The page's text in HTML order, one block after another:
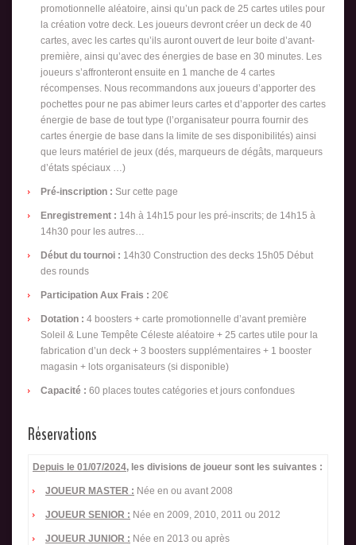
promotionnelle aléatoire, ainsi qu’un pack de 25 cartes utiles pour
la création votre deck. Les joueurs devront créer un deck de 40
cartes, avec les cartes qu’ils auront ouvert de leur boite d’avant-
première, ainsi qu’avec des énergies de base en 30 minutes. Les
joueurs s’affronteront ensuite en 1 manche de 4 cartes
récompenses. Nous recommandons aux joueurs d’apporter des
pochettes pour ne pas abimer leurs cartes et d’apporter des cartes
énergie de base de tout type (l’organisateur pourra fournir des
cartes énergie de base dans la limite de ses disponibilités) ainsi
que leurs matériel de jeux (dés, marqueurs de dégâts, marqueurs
d’états spéciaux …)
Pré-inscription : Sur cette page
Enregistrement : 14h à 14h15 pour les pré-inscrits; de 14h15 à
14h30 pour les autres…
Début du tournoi : 14h30 Construction des decks 15h05 Début
des rounds
Participation Aux Frais : 20€
Dotation : 4 boosters + carte promotionnelle d’avant première
Soleil & Lune Tempête Céleste aléatoire + 25 cartes utile pour la
fabrication d’un deck + 3 boosters supplémentaires + 1 booster
magasin + lots organisateurs (si disponible)
Capacité : 60 places toutes catégories et jours confondues
Réservations
Depuis le 01/07/2024, les divisions de joueur sont les suivantes :
JOUEUR MASTER : Née en ou avant 2008
JOUEUR SENIOR : Née en 2009, 2010, 2011 ou 2012
JOUEUR JUNIOR : Née en 2013 ou après